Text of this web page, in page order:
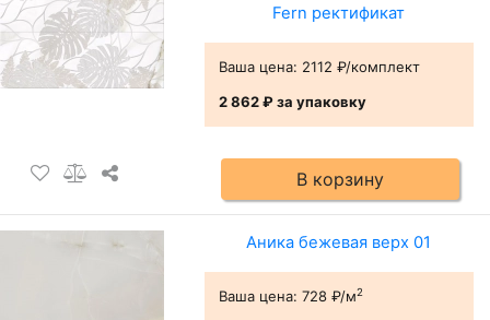
Fern ректификат
Ваша цена: 2112 ₽/комплект
2 862 ₽за упаковку
В корзину
Аника бежевая верх 01
Ваша цена: 728 ₽/м2